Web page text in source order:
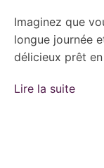
Imaginez que
longue journée
délicieux prêt
Lire la suite